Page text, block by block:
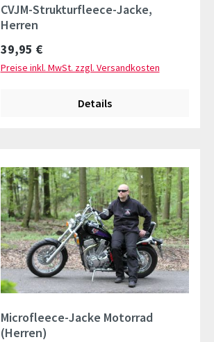
CVJM-Strukturfleece-Jacke,
Herren
Regulärer Preis:
39,95 €
Preise inkl. MwSt. zzgl. Versandkosten
Details
Microfleece-Jacke Motorrad
(Herren)